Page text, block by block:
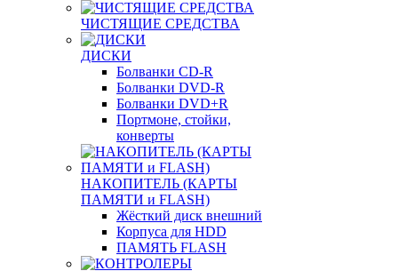
ЧИСТЯЩИЕ СРЕДСТВА
ДИСКИ
Болванки CD-R
Болванки DVD-R
Болванки DVD+R
Портмоне, стойки,
конверты
НАКОПИТЕЛЬ (КАРТЫ
ПАМЯТИ и FLASH)
Жёсткий диск внешний
Корпуса для HDD
ПАМЯТЬ FLASH